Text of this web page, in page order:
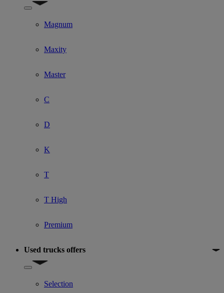
Show submenu for Model
Magnum
Maxity
Master
C
D
K
T
T High
Premium
Used trucks offers
Show submenu for Used trucks offers
Selection